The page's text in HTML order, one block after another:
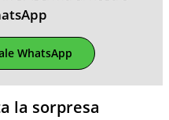
WhatsApp
la sorpresa